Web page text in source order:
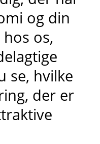
og din
os,
se, hvilke
der er